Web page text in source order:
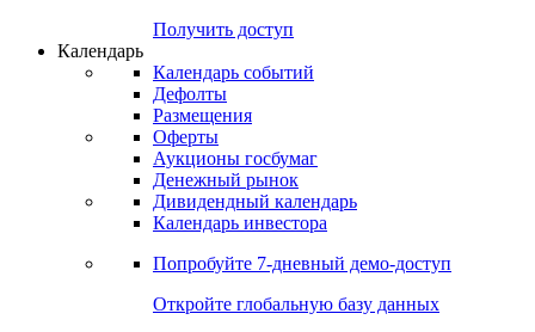
Получить доступ
Календарь
Календарь событий
Дефолты
Размещения
Оферты
Аукционы госбумаг
Денежный рынок
Дивидендный календарь
Календарь инвестора
Попробуйте 7-дневный демо-доступ
Откройте глобальную базу данных